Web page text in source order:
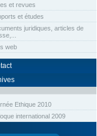
et revues
et études
juridiques, articles de
web
Ethique 2010
international 2009